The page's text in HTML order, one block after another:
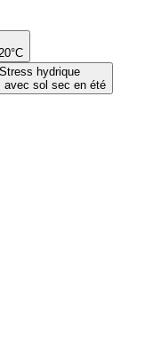
Stress hydrique
avec sol sec en été